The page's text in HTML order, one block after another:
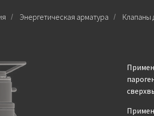
/ Энергетическая арматура / Клапаны